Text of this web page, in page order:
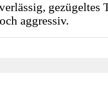
gezügeltes
aggressiv.